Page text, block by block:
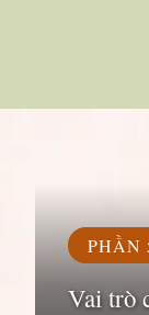
PHẦN
Vai trò